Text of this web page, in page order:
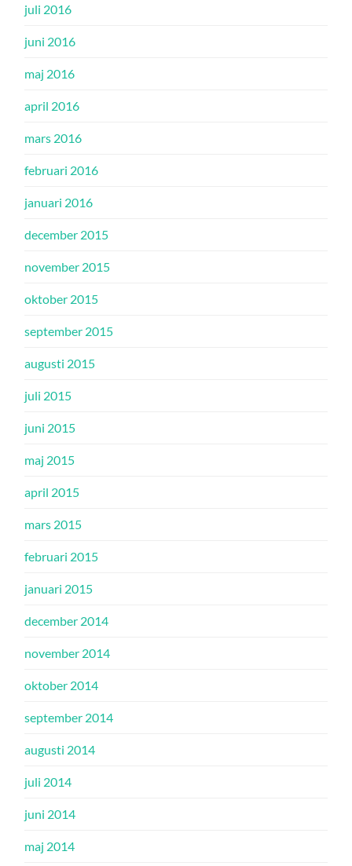
juli 2016
juni 2016
maj 2016
april 2016
mars 2016
februari 2016
januari 2016
december 2015
november 2015
oktober 2015
september 2015
augusti 2015
juli 2015
juni 2015
maj 2015
april 2015
mars 2015
februari 2015
januari 2015
december 2014
november 2014
oktober 2014
september 2014
augusti 2014
juli 2014
juni 2014
maj 2014